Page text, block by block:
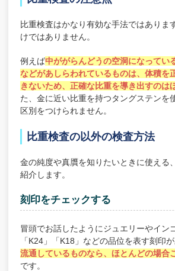
比重検査はかなり有効な手法ではありま
けではありません。
例えば中ががらんどうの空洞になってい
などがあしらわれているものは、体積を
きないため、正確な比重を導き出すのは
た、金に近い比重を持つタングステンを
区別をつけられません。
比重検査の以外の検査方法
金の純度や真贋を知りたいときに使える
紹介します。
刻印をチェックする
冒頭でお話したようにジュエリーやイン
「K24」「K18」などの品位を表す刻印が
流通しているものなら、ほとんどの場合
です。